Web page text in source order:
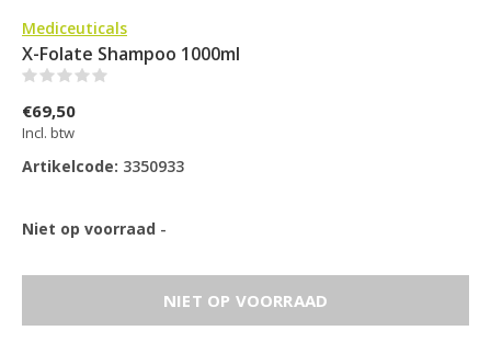
Mediceuticals
X-Folate Shampoo 1000ml
€69,50
Incl. btw
Artikelcode: 3350933
Niet op voorraad -
NIET OP VOORRAAD